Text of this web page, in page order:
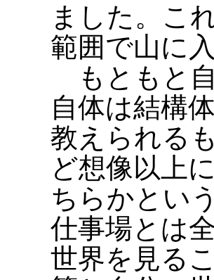
ました。こ
範囲で山に
もともと
自体は結構
教えられる
ど想像以上
ちらかとい
仕事場とは
世界を見る